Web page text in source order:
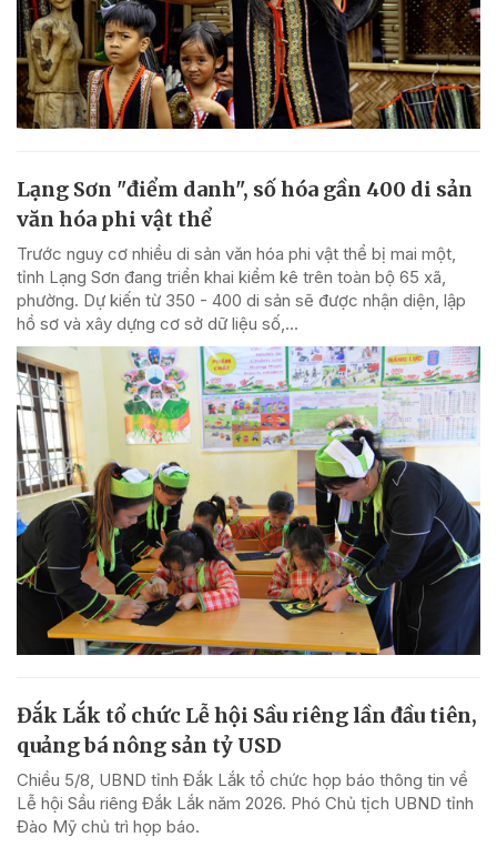
Lạng Sơn "điểm danh", số hóa gần 400 di sản
văn hóa phi vật thể
Trước nguy cơ nhiều di sản văn hóa phi vật thể bị mai một,
tỉnh Lạng Sơn đang triển khai kiểm kê trên toàn bộ 65 xã,
phường. Dự kiến từ 350 - 400 di sản sẽ được nhận diện, lập
hồ sơ và xây dựng cơ sở dữ liệu số,...
Đắk Lắk tổ chức Lễ hội Sầu riêng lần đầu tiên,
quảng bá nông sản tỷ USD
Chiều 5/8, UBND tỉnh Đắk Lắk tổ chức họp báo thông tin về
Lễ hội Sầu riêng Đắk Lắk năm 2026. Phó Chủ tịch UBND tỉnh
Đào Mỹ chủ trì họp báo.